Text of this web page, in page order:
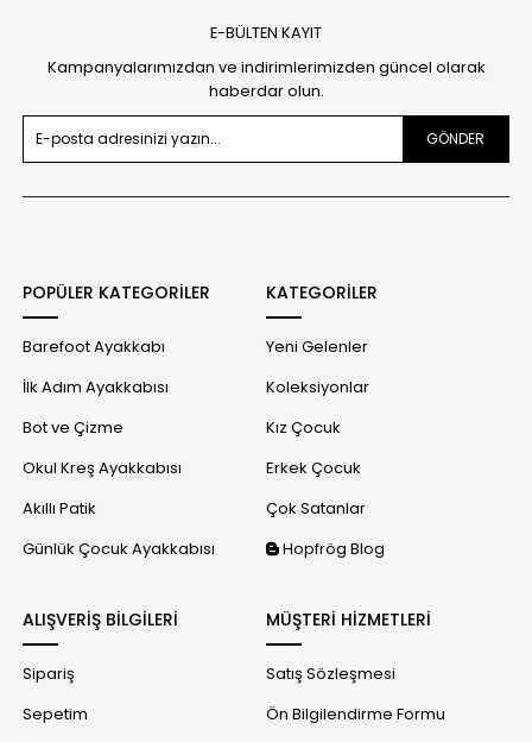
E-BÜLTEN KAYIT
Kampanyalarımızdan ve indirimlerimizden güncel olarak
haberdar olun.
GÖNDER
POPÜLER KATEGORİLER
Barefoot Ayakkabı
İlk Adım Ayakkabısı
Bot ve Çizme
Okul Kreş Ayakkabısı
Akıllı Patik
Günlük Çocuk Ayakkabısı
KATEGORİLER
Yeni Gelenler
Koleksiyonlar
Kız Çocuk
Erkek Çocuk
Çok Satanlar
Hopfrög Blog
ALIŞVERİŞ BİLGİLERİ
Sipariş
Sepetim
MÜŞTERİ HİZMETLERİ
Satış Sözleşmesi
Ön Bilgilendirme Formu